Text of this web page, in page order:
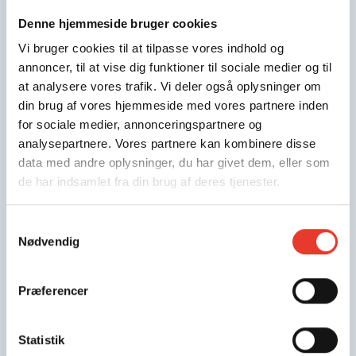
Denne hjemmeside bruger cookies
Vi bruger cookies til at tilpasse vores indhold og
annoncer, til at vise dig funktioner til sociale medier og til
at analysere vores trafik. Vi deler også oplysninger om
din brug af vores hjemmeside med vores partnere inden
for sociale medier, annonceringspartnere og
analysepartnere. Vores partnere kan kombinere disse
data med andre oplysninger, du har givet dem, eller som
de har indsamlet fra din brug af deres tjenester.
Nødvendig
Præferencer
Statistik
FLERE INDLÆG
17.6.2026
klimaduks sig mod vand fra alle